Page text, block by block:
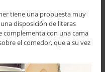
tiene una propuesta muy
disposición de literas
complementa con una cama
el comedor, que a su vez